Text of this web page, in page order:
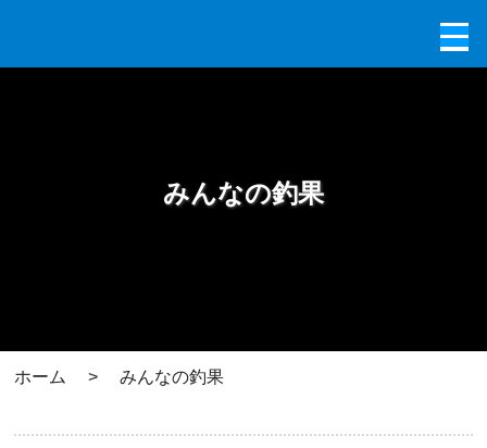
みんなの釣果
ホーム >みんなの釣果